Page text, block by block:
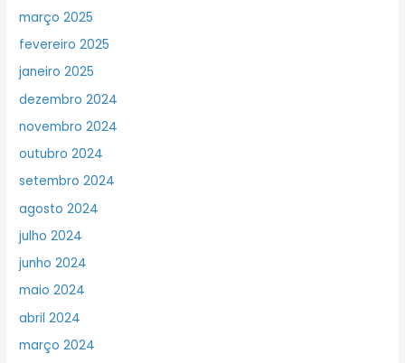
março 2025
fevereiro 2025
janeiro 2025
dezembro 2024
novembro 2024
outubro 2024
setembro 2024
agosto 2024
julho 2024
junho 2024
maio 2024
abril 2024
março 2024